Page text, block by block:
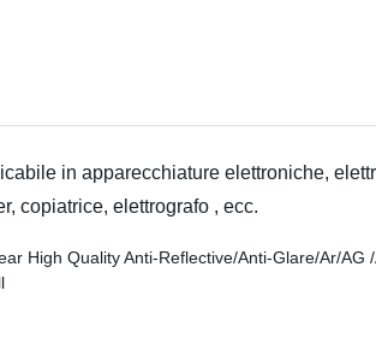
in apparecchiature elettroniche,
copiatrice, elettrografo , ecc.